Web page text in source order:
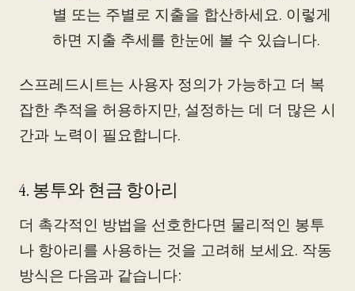
별 또는 주별로 지출을 합산하세요. 이렇게
하면 지출 추세를 한눈에 볼 수 있습니다.
스프레드시트는 사용자 정의가 가능하고 더 복
잡한 추적을 허용하지만, 설정하는 데 더 많은 시
간과 노력이 필요합니다.
4. 봉투와 현금 항아리
더 촉각적인 방법을 선호한다면 물리적인 봉투
나 항아리를 사용하는 것을 고려해 보세요. 작동
방식은 다음과 같습니다: